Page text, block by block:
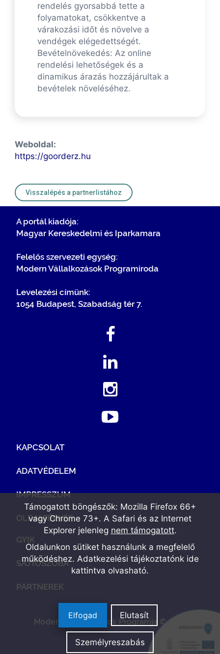
rendelés gyorsabbá tette a
folyamatokat, csökkentve a
várakozási időt és növelve a
vendégek elégedettségét.
Bevételnövekedés: Az online
rendelési lehetőségek és a
dinamikus árazás hozzájárultak a
bevételek növeléséhez.
Weboldal:
https://goorderz.hu
Visszalépés a partnerlistához
A portál kiadója:
Magyar Kereskedelmi és Iparkamara
Felelős szervezeti egység:
Modern Vállalkozások Programiroda
Levelezési címünk:
1054 Budapest, Szabadság tér 7.
KAPCSOLAT
ADATVÉDELEM
IMPRESSZUM
OLDALTÉRKÉP
GYIK
SAJTÓSZOBA
PARTNEREK
Modern Vállalkozások Programja © 2022
Támogatott böngészők: Mozilla Firefox 66+
vagy Chrome 73+. A Safari és az Internet
Explorer jelenleg nem támogatott.
Oldalunkon sütiket használunk a megfelelő
működéshez. Adatkezelési tájékoztatónk ide
kattintva olvasható.
Elfogad Elutasít
Személyreszabás